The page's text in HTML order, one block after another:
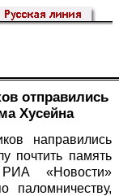
отправились
Хусейна
направились
почтить память
РИА «Новости»
паломничеству,